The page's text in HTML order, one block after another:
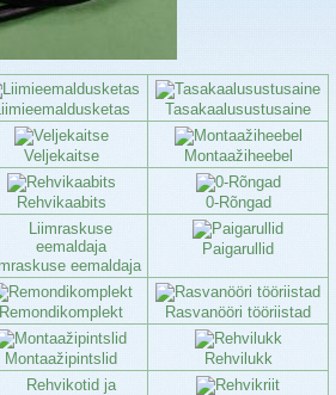
Tasakaalusustusaine
Veljekaitse Montaažiheebel
Rehvikaabits 0-Rõngad
eemaldaja
Paigarullid
Remondikomplekt Rasvanööri tööriistad
Montaažipintslid Rehvilukk